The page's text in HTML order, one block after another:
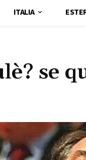
ITALIA
se